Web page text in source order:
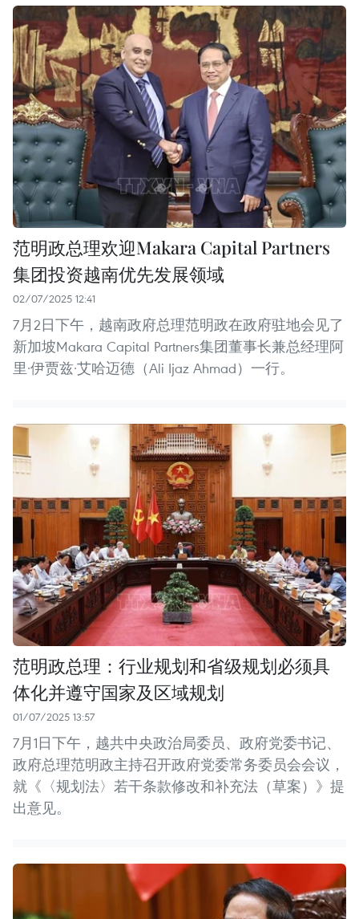
范明政总理欢迎Makara Capital Partners
集团投资越南优先发展领域
02/07/2025 12:41
7月2日下午，越南政府总理范明政在政府驻地会见了
新加坡Makara Capital Partners集团董事长兼总经理阿
里·伊贾兹·艾哈迈德（Ali Ijaz Ahmad）一行。
范明政总理：行业规划和省级规划必须具
体化并遵守国家及区域规划
01/07/2025 13:57
7月1日下午，越共中央政治局委员、政府党委书记、
政府总理范明政主持召开政府党委常务委员会会议，
就《〈规划法〉若干条款修改和补充法（草案）》提
出意见。